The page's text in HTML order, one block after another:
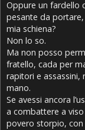
Oppure un fardello
pesante da
mia schiena?
Non lo so.
Ma non posso
fratello, cada per
rapitori e assassini,
mano.
Se avessi ancora
a combattere a
povero storpio,